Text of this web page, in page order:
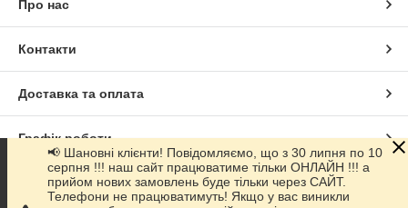
Про нас
Контакти
Доставка та оплата
Графік роботи
Повна версія сайту
📢 Шановні клієнти! Повідомляємо, що з 30 липня по 10
серпня !!! наш сайт працюватиме тільки ОНЛАЙН !!! а
прийом нових замовлень буде тільки через САЙТ.
Телефони не працюватимуть! Якщо у вас виникли